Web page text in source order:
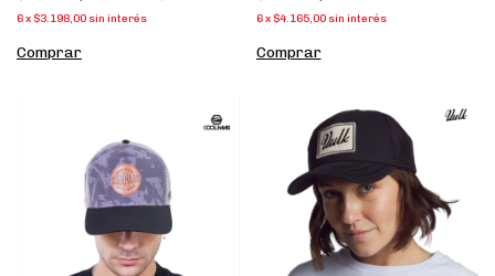
6x $3.198,00 sin interés
Comprar
6 x $4.165,00 sin interés
Comprar